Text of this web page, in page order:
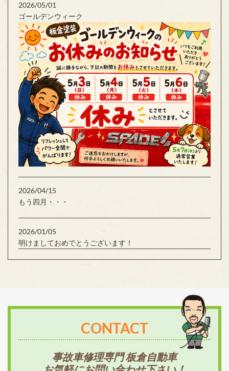
2026/05/01
ゴールデンウィーク
2026/04/15
もう四月・・・
2026/01/05
明けましておめでとうございます！
CONTACT
事故車修理専門 板倉自動車